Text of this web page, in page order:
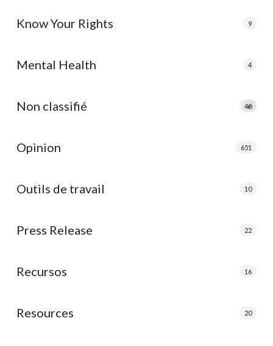
Know Your Rights 9
Mental Health 4
Non classifié e
40
Opinion 651
Outils de travail 10
Press Release 22
Recursos 16
Resources 20